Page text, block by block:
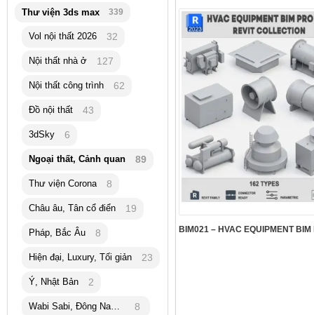
Thư viện 3ds max 339
Vol nội thất 2026 32
Nội thất nhà ở 127
Nội thất công trình 62
Đồ nội thất 43
3dSky 6
Ngoại thất, Cảnh quan 89
Thư viện Corona 8
Châu âu, Tân cổ điển 19
Pháp, Bắc Âu 8
Hiện đại, Luxury, Tối giản 23
Ý, Nhật Bản 2
Wabi Sabi, Đông Nam Á 8